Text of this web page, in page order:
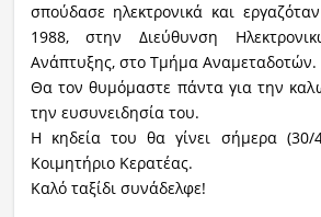
σπούδασε ηλεκτρονικά και
1988, στην Διεύθυνση
Ανάπτυξης, στο Τμήμα Αναμεταδοτών.
Θα τον θυμόμαστε πάντα για την
την ευσυνειδησία του.
Η κηδεία του θα γίνει σήμερα (30/
Κοιμητήριο Κερατέας.
Καλό ταξίδι συνάδελφε!